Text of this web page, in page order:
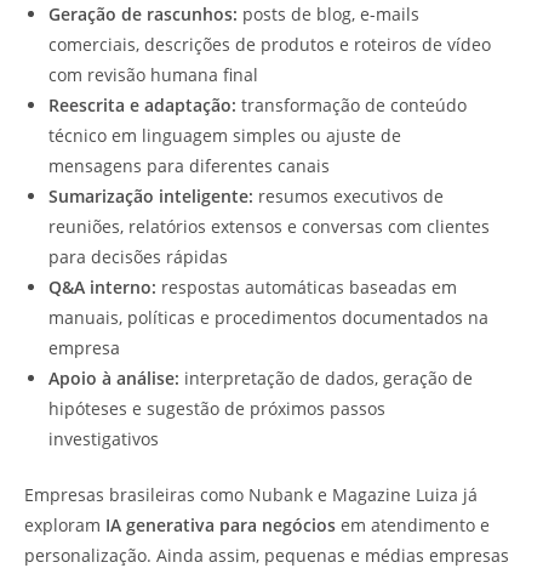
Geração de rascunhos: posts de blog, e-mails
comerciais, descrições de produtos e roteiros de vídeo
com revisão humana final
Reescrita e adaptação: transformação de conteúdo
técnico em linguagem simples ou ajuste de
mensagens para diferentes canais
Sumarização inteligente: resumos executivos de
reuniões, relatórios extensos e conversas com clientes
para decisões rápidas
Q&A interno: respostas automáticas baseadas em
manuais, políticas e procedimentos documentados na
empresa
Apoio à análise: interpretação de dados, geração de
hipóteses e sugestão de próximos passos
investigativos
Empresas brasileiras como Nubank e Magazine Luiza já
exploram IA generativa para negócios em atendimento e
personalização. Ainda assim, pequenas e médias empresas